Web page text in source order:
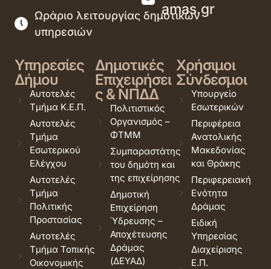
amas.gr
Ωράριο λειτουργίας δημοτικών
υπηρεσιών
Υπηρεσίες
Δήμου
Αυτοτελές
Τμήμα Κ.Ε.Π.
Αυτοτελές
Τμήμα
Εσωτερικού
Ελέγχου
Αυτοτελές
Τμήμα
Πολιτικής
Προστασίας
Αυτοτελές
Τμήμα Τοπικής
Οικονομικής
Δημοτικές
Επιχειρήσει
ς & ΝΠΔΔ
Πολιτιστικός
Οργανισμός –
ΦΤΜΜ
Συμπαραστάτης
του δημότη και
της επιχείρησης
Δημοτική
Επιχείρηση
Ύδρευσης –
Αποχέτευσης
Δράμας
(ΔΕΥΑΔ)
Χρήσιμοι
Σύνδεσμοι
Υπουργείο
Εσωτερικών
Περιφέρεια
Ανατολικής
Μακεδονίας
και Θράκης
Περιφερειακή
Ενότητα
Δράμας
Ειδική
Υπηρεσίας
Διαχείρισης
Ε.Π.